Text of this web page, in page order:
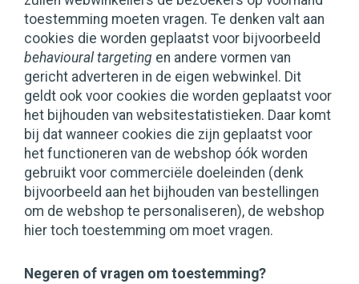
toestemming moeten vragen. Te denken valt aan
cookies die worden geplaatst voor bijvoorbeeld
behavioural targeting en andere vormen van
gericht adverteren in de eigen webwinkel. Dit
geldt ook voor cookies die worden geplaatst voor
het bijhouden van websitestatistieken. Daar komt
bij dat wanneer cookies die zijn geplaatst voor
het functioneren van de webshop óók worden
gebruikt voor commerciële doeleinden (denk
bijvoorbeeld aan het bijhouden van bestellingen
om de webshop te personaliseren), de webshop
hier toch toestemming om moet vragen.
Negeren of vragen om toestemming?